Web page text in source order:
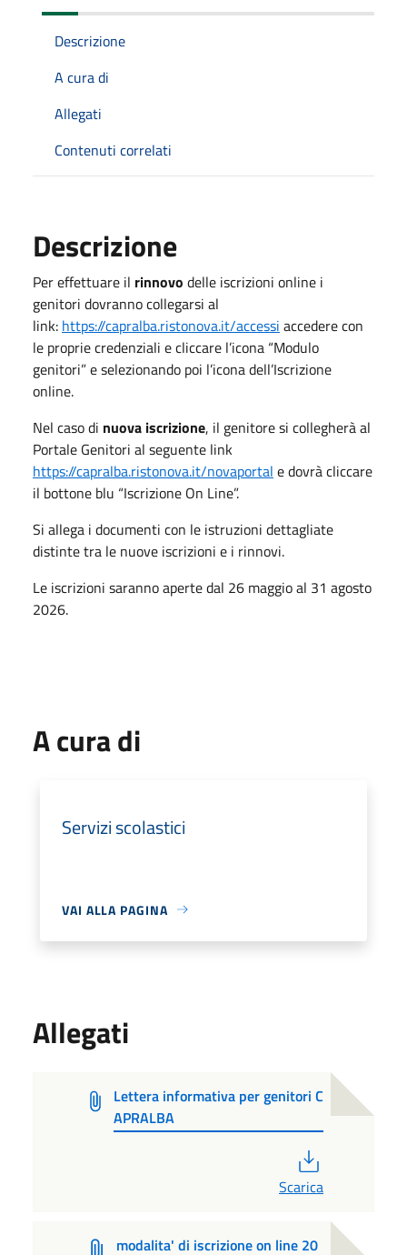
Descrizione
A cura di
Allegati
Contenuti correlati
Descrizione
Per effettuare il rinnovo delle iscrizioni online i
genitori dovranno collegarsi al
link: https://capralba.ristonova.it/accessi accedere con
le proprie credenziali e cliccare l’icona “Modulo
genitori” e selezionando poi l’icona dell’Iscrizione
online.
Nel caso di nuova iscrizione, il genitore si collegherà al
Portale Genitori al seguente link
https://capralba.ristonova.it/novaportal e dovrà cliccare
il bottone blu “Iscrizione On Line”.
Si allega i documenti con le istruzioni dettagliate
distinte tra le nuove iscrizioni e i rinnovi.
Le iscrizioni saranno aperte dal 26 maggio al 31 agosto
2026.
A cura di
Servizi scolastici
VAI ALLA PAGINA
Allegati
Lettera informativa per genitori C
APRALBA
Scarica
modalita' di iscrizione on line 20